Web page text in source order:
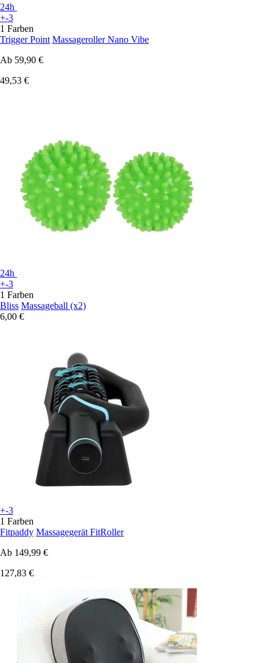
24h
+-3
1 Farben
Trigger Point Massageroller Nano Vibe
Ab 59,90 €
49,53 €
24h
+-3
1 Farben
Bliss Massageball (x2)
6,00 €
+-3
1 Farben
Fitpaddy Massagegerät FitRoller
Ab 149,99 €
127,83 €